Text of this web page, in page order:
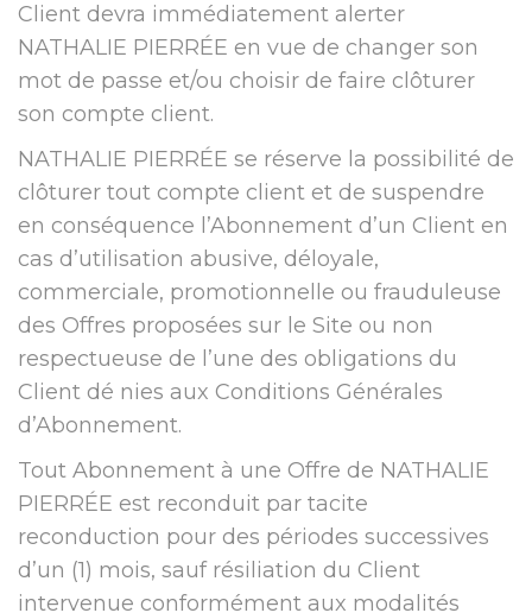
Client devra immédiatement alerter
NATHALIE PIERRÉE en vue de changer son
mot de passe et/ou choisir de faire clôturer
son compte client.
NATHALIE PIERRÉE se réserve la possibilité de
clôturer tout compte client et de suspendre
en conséquence l’Abonnement d’un Client en
cas d’utilisation abusive, déloyale,
commerciale, promotionnelle ou frauduleuse
des Offres proposées sur le Site ou non
respectueuse de l’une des obligations du
Client dé nies aux Conditions Générales
d’Abonnement.
Tout Abonnement à une Offre de NATHALIE
PIERRÉE est reconduit par tacite
reconduction pour des périodes successives
d’un (1) mois, sauf résiliation du Client
intervenue conformément aux modalités